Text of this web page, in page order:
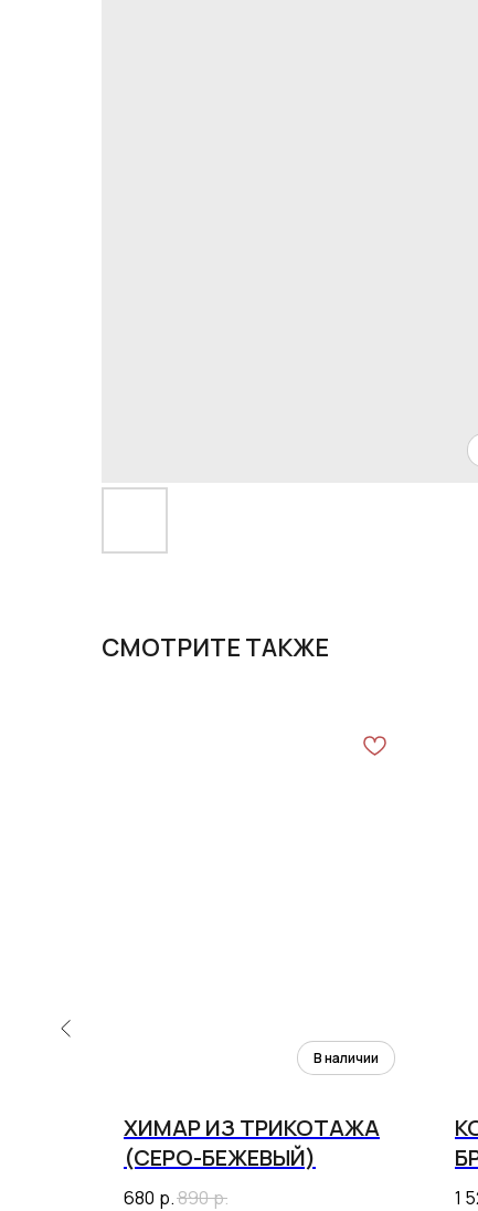
СМОТРИТЕ ТАКЖЕ
ХИМАР ИЗ ТРИКОТАЖА
(СЕРО-БЕЖЕВЫЙ)
680 р.890р. 1